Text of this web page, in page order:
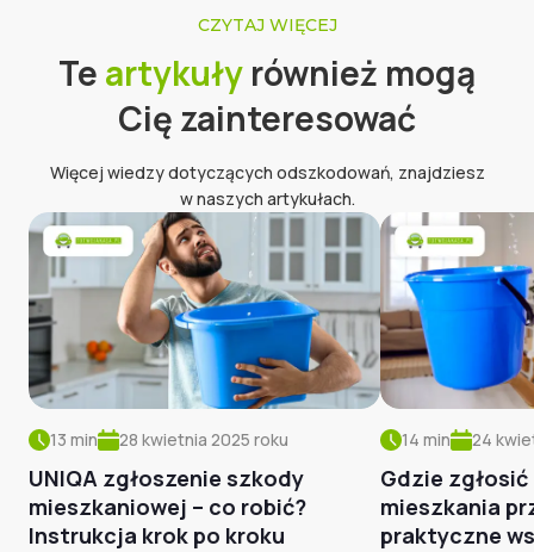
CZYTAJ WIĘCEJ
Te artykuły również mogą
Cię zainteresować
Więcej wiedzy dotyczących odszkodowań, znajdziesz
w naszych artykułach.
13 min 28 kwietnia 2025 roku
UNIQA zgłoszenie szkody
mieszkaniowej – co robić?
Instrukcja krok po kroku
14 min 24
Gdzie
mieszkania
praktyczne